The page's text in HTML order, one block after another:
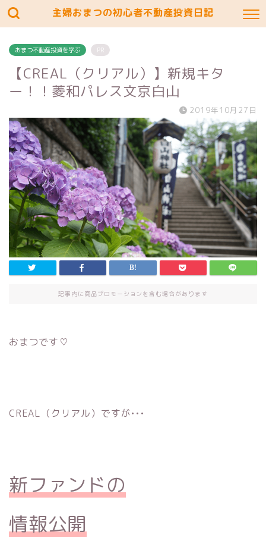
主婦おまつの初心者不動産投資日記
おまつ不動産投資を学ぶ PR
【CREAL（クリアル）】新規キタ
ー！！菱和パレス文京白山
2019年10月27日
記事内に商品プロモーションを含む場合があります
おまつです♡
CREAL（クリアル）ですが•••
新ファンドの
情報公開